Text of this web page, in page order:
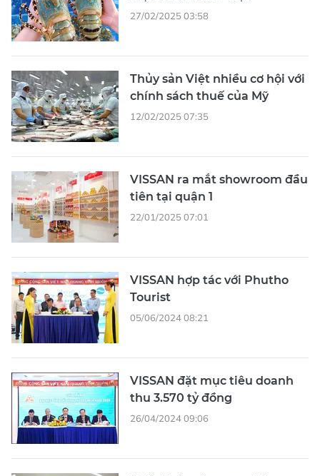
27/02/2025 03:58
Thủy sản Việt nhiều cơ hội với
chính sách thuế của Mỹ
12/02/2025 07:35
VISSAN ra mắt showroom đầu
tiên tại quận 1
22/01/2025 07:01
VISSAN hợp tác với Phutho
Tourist
05/06/2024 08:21
VISSAN đặt mục tiêu doanh
thu 3.570 tỷ đồng
26/04/2024 09:06